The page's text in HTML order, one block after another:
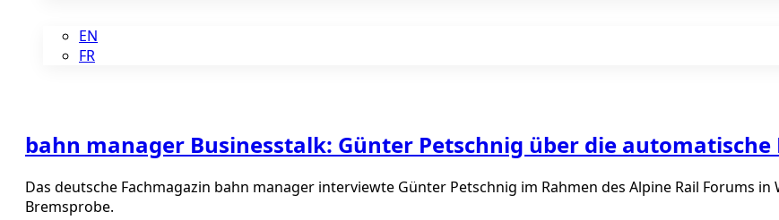
EN
FR
bahn manager Businesstalk: Günter Petschnig über die automatische
Das deutsche Fachmagazin bahn manager interviewte Günter Petschnig im Rahmen des Alpine Rail Forums
Bremsprobe.